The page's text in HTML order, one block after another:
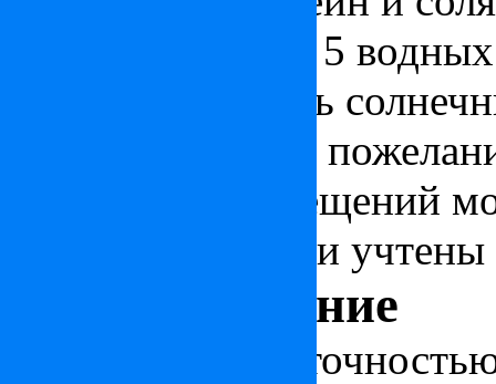
рассчитанный на 5
можно принимать
Индивидуальные
планировок помещений
администрацией и
Местоположение
Объект указан с